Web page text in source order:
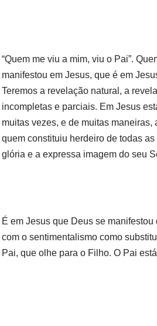
“Quem me viu a mim, viu o Pai”.
manifestou em Jesus, que é em
Teremos a revelação natural, a
incompletas e parciais. Em Jesus
muitas vezes, e de muitas
quem constituiu herdeiro de todas
glória e a expressa imagem do seu
É em Jesus que Deus se
com o sentimentalismo como
Pai, que olhe para o Filho. O Pai